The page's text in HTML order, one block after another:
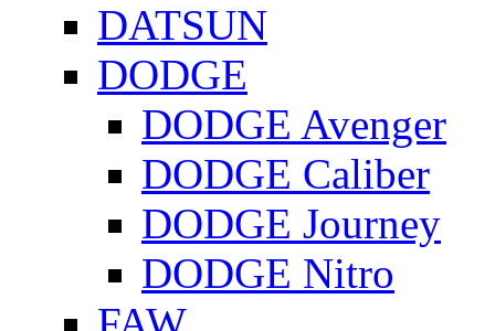
DATSUN
DODGE
DODGE Avenger
DODGE Caliber
DODGE Journey
DODGE Nitro